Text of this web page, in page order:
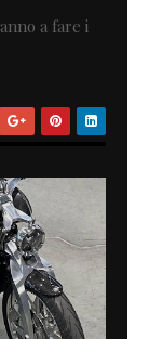
a fare i